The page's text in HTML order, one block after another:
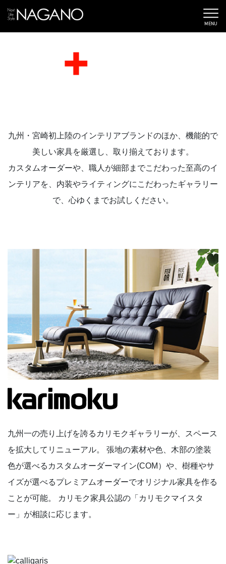
MENU
九州・宮崎初上陸のインテリアブランドのほか、機能的で
美しい家具を厳選し、取り揃えております。
カスタムオーダーや、職人が細部までこだわった至高のイ
ンテリアを、内装やライティングにこだわったギャラリー
で、心ゆくまでお試しください。
九州⼀の売り上げを誇るカリモクギャラリーが、スペース
を拡⼤してリニューアル。 張地の素材や⾊、⽊部の塗装
⾊が選べるカスタムオーダーマイン(COM）や、樹種やサ
イズが選べるプレミアムオーダーでオリジナル家具を作る
ことが可能。 カリモク家具公認の「カリモクマイスタ
ー」が相談に応じます。